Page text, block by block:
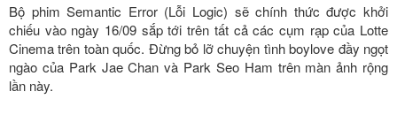
Bộ phim Semantic Error (Lỗi Logic) sẽ chính thức được khởi
chiếu vào ngày 16/09 sắp tới trên tất cả các cụm rạp của Lotte
Cinema trên toàn quốc. Đừng bỏ lỡ chuyện tình boylove đầy ngọt
ngào của Park Jae Chan và Park Seo Ham trên màn ảnh rộng
lần này.